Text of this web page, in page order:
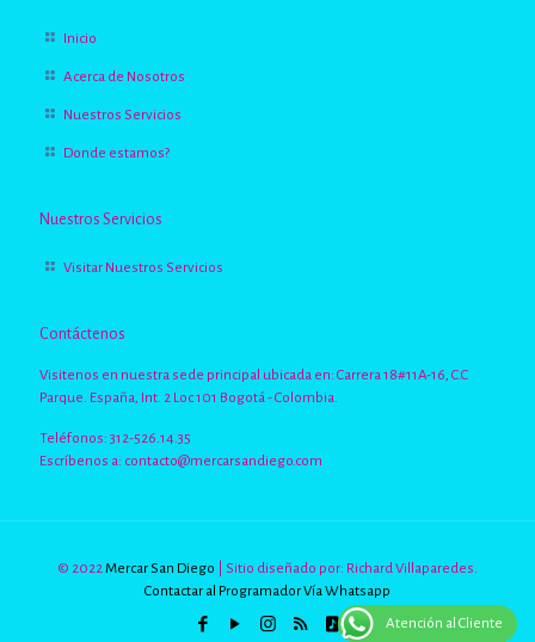
Inicio
Acerca de Nosotros
Nuestros Servicios
Donde estamos?
Nuestros Servicios
Visitar Nuestros Servicios
Contáctenos
Visitenos en nuestra sede principal ubicada en: Carrera 18#11A-16, C.C
Parque. España, Int. 2 Loc 101 Bogotá - Colombia.
Teléfonos: 312-526.14.35
Escríbenos a: contacto@mercarsandiego.com
© 2022Mercar San Diego | Sitio diseñado por: Richard Villaparedes.
Contactar al Programador Vía Whatsapp
Atención al Cliente